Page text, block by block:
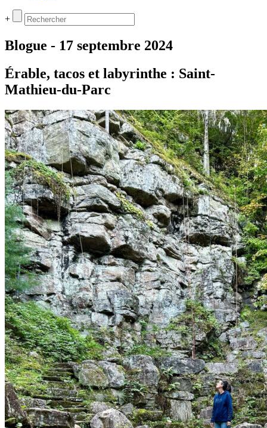
+
Blogue - 17 septembre 2024
Érable, tacos et labyrinthe : Saint-
Mathieu-du-Parc